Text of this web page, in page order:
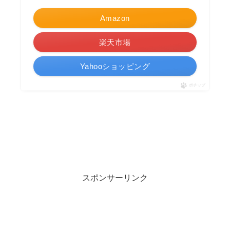
Amazon
楽天市場
Yahooショッピング
ポチップ
スポンサーリンク